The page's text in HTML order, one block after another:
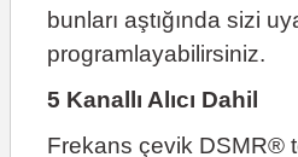
bunları aştığında sizi
programlayabilirsiniz.
5 Kanallı Alıcı Dahil
Frekans çevik DSMR®